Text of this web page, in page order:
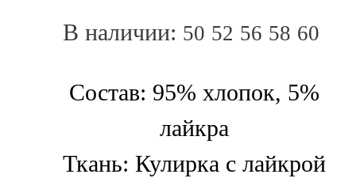
В наличии: 50 52 56 58 60
Состав: 95% хлопок, 5%
лайкра
Ткань: Кулирка с лайкрой